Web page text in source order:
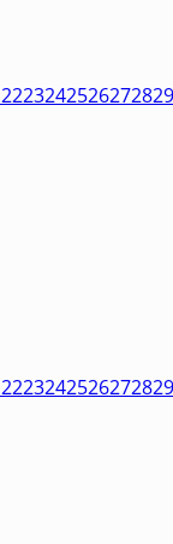
2223242526272829
2223242526272829